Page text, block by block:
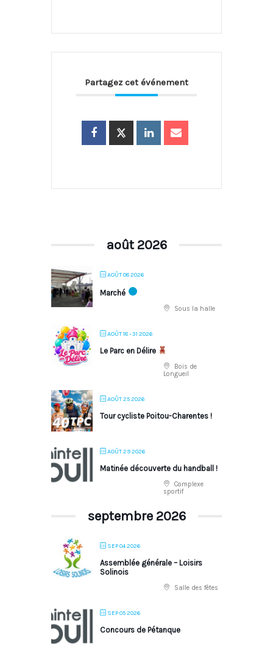
Partagez cet événement
août 2026
AOÛT 08 2026
Marché
Sous la halle
AOÛT 18 - 31 2026
Le Parc en Délire
Bois de
Longueil
AOÛT 25 2026
Tour cycliste Poitou-Charentes !
AOÛT 29 2026
Matinée découverte du handball !
Complexe
sportif
septembre 2026
SEP 04 2026
Assemblée générale – Loisirs
Solinois
Salle des fêtes
SEP 05 2026
Concours de Pétanque